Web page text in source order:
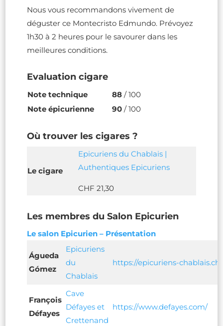
Nous vous recommandons vivement de
déguster ce Montecristo Edmundo. Prévoyez
1h30 à 2 heures pour le savourer dans les
meilleures conditions.
Evaluation cigare
Note technique 88/ 100
Note épicurienne
90/ 100
Où trouver les cigares ?
Le cigare
Epicuriens du Chablais |
Authentiques Epicuriens
CHF 21,30
Les membres du Salon Epicurien
Le salon Epicurien – Présentation
Águeda
Gómez
Epicuriens
du
Chablais
https://epicuriens-chablais.ch/
François
Défayes
Cave
Défayes et
Crettenand
https://www.defayes.com/